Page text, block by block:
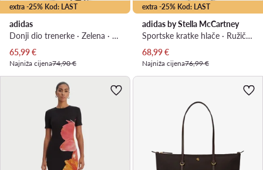
extra -25% Kod: LAST
adidas
Donji dio trenerke · Zelena · Relaxed Fit
Trenutna cijena
65,99€
Najniža cijena74,90 €
extra -25% Kod: LAST
adidas by Stella McCartney
Sportske kratke hlače · Ružičasta
Trenutna cijena
68,99€
Najniža cijena76,99 €